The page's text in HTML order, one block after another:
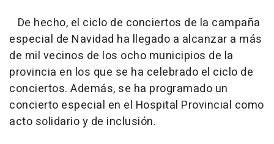
De hecho, el ciclo de conciertos de la campaña
especial de Navidad ha llegado a alcanzar a más
de mil vecinos de los ocho municipios de la
provincia en los que se ha celebrado el ciclo de
conciertos. Además, se ha programado un
concierto especial en el Hospital Provincial como
acto solidario y de inclusión.